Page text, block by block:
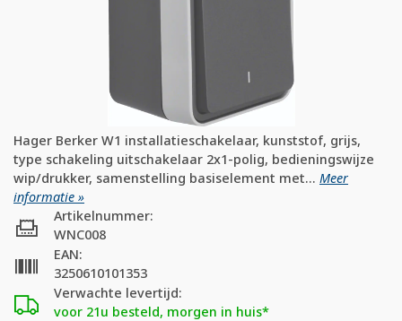
Hager Berker W1 installatieschakelaar, kunststof, grijs,
type schakeling uitschakelaar 2x1-polig, bedieningswijze
wip/drukker, samenstelling basiselement met... Meer
informatie »
Verwachte levertijd:
voor 21u besteld, morgen in huis*
Artikelnummer:
WNC008
EAN:
3250610101353